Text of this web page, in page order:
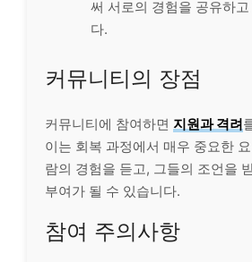
써 서로의 경험을 공유하
다.
커뮤니티의 장점
커뮤니티에 참여하면 지원과 격려
이는 회복 과정에서 매우 중요한
람의 경험을 듣고, 그들의 조언을
부여가 될 수 있습니다.
참여 주의사항